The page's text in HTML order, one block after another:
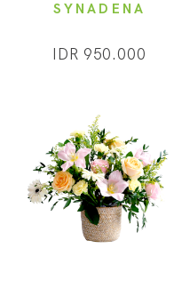
SYNADENA
IDR 950.000